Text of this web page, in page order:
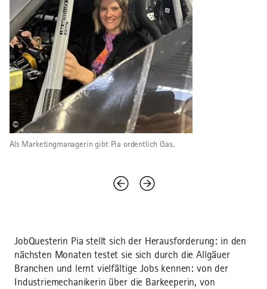
©
Als Marketingmanagerin gibt Pia ordentlich Gas.
JobQuesterin Pia stellt sich der Herausforderung: in den
nächsten Monaten testet sie sich durch die Allgäuer
Branchen und lernt vielfältige Jobs kennen: von der
Industriemechanikerin über die Barkeeperin, von